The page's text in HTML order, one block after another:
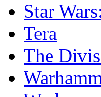
Star
Tera
The